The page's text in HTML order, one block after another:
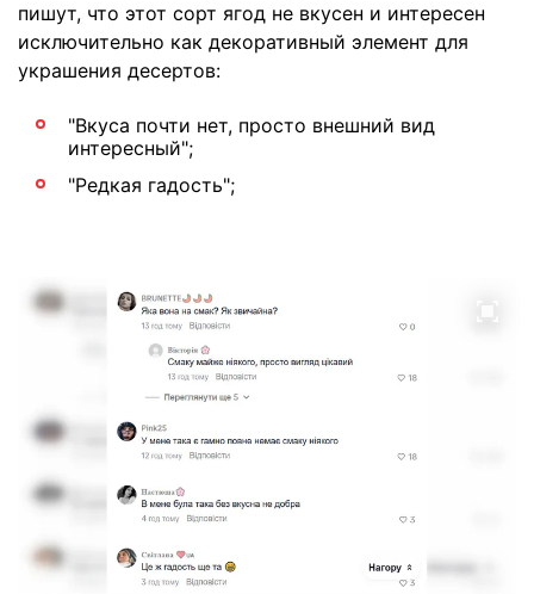
пишут, что этот сорт ягод не вкусен и интересен
исключительно как декоративный элемент для
украшения десертов:
"Вкуса почти нет, просто внешний вид
интересный";
"Редкая гадость";